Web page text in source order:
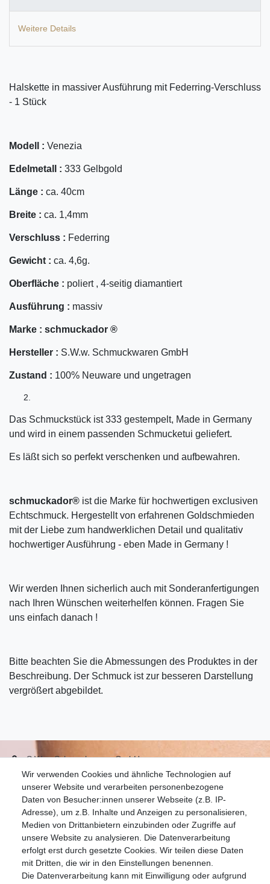
Weitere Details
Halskette in massiver Ausführung mit Federring-Verschluss
- 1 Stück
Modell : Venezia
Edelmetall : 333 Gelbgold
Länge : ca. 40cm
Breite : ca. 1,4mm
Verschluss : Federring
Gewicht : ca. 4,6g.
Oberfläche : poliert , 4-seitig diamantiert
Ausführung : massiv
Marke : schmuckador ®
Hersteller : S.W.w. Schmuckwaren GmbH
Zustand : 100% Neuware und ungetragen
Das Schmuckstück ist 333 gestempelt, Made in Germany
und wird in einem passenden Schmucketui geliefert.
Es läßt sich so perfekt verschenken und aufbewahren.
schmuckador® ist die Marke für hochwertigen exclusiven
Echtschmuck. Hergestellt von erfahrenen Goldschmieden
mit der Liebe zum handwerklichen Detail und qualitativ
hochwertiger Ausführung - eben Made in Germany !
Wir werden Ihnen sicherlich auch mit Sonderanfertigungen
nach Ihren Wünschen weiterhelfen können. Fragen Sie
uns einfach danach !
Bitte beachten Sie die Abmessungen des Produktes in der
Beschreibung. Der Schmuck ist zur besseren Darstellung
vergrößert abgebildet.
Wir verwenden Cookies und ähnliche Technologien auf
unserer Website und verarbeiten personenbezogene
Daten von Besucher:innen unserer Webseite (z.B. IP-
Adresse), um z.B. Inhalte und Anzeigen zu personalisieren,
Medien von Drittanbietern einzubinden oder Zugriffe auf
unsere Website zu analysieren. Die Datenverarbeitung
erfolgt erst durch gesetzte Cookies. Wir teilen diese Daten
mit Dritten, die wir in den Einstellungen benennen.
Die Datenverarbeitung kann mit Einwilligung oder aufgrund
S.W.w. Schmuckwaren GmbH
07051-9608828
info@schmuckador.de
Montag bis Freitag 8.30 – 12.00 Uhr und 13.30 bis 17.30 Uhr
Widerrufs­recht Widerrufs­formular Impressum